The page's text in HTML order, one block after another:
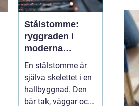
Stålstomme:
ryggraden i
moderna
hallbyggnader
En stålstomme är
själva skelettet i en
hallbyggnad. Den
bär tak, väggar oc...